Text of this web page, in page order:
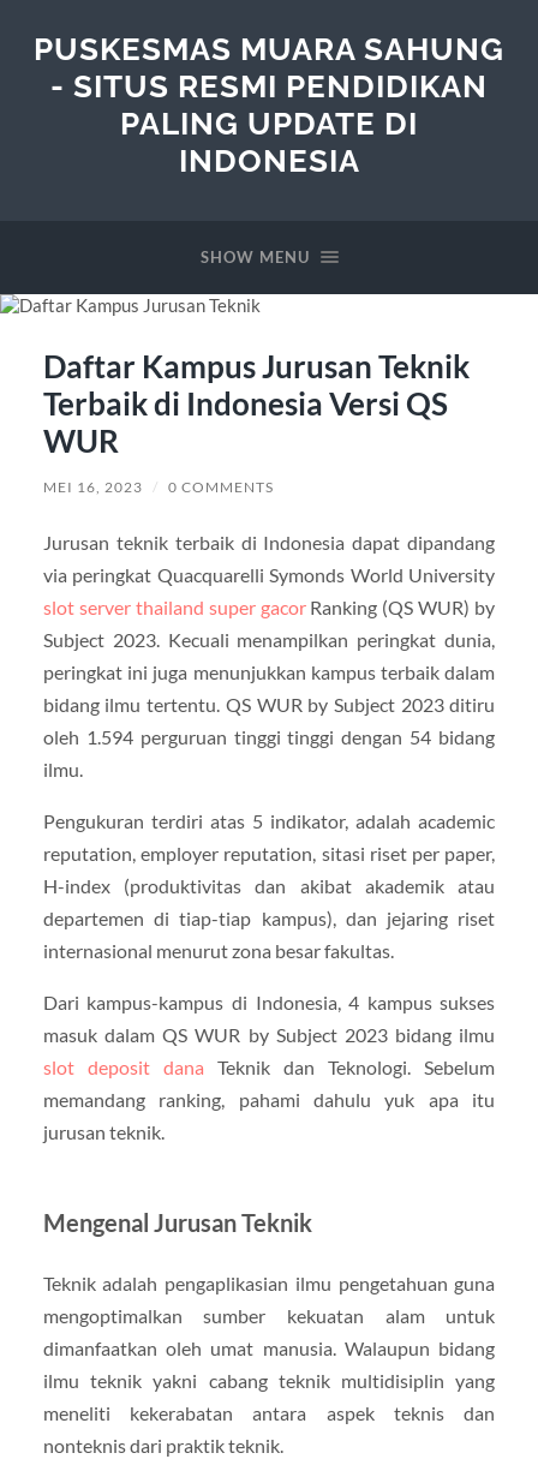
PUSKESMAS MUARA SAHUNG
- SITUS RESMI PENDIDIKAN
PALING UPDATE DI
INDONESIA
SHOW MENU
Daftar Kampus Jurusan Teknik
Terbaik di Indonesia Versi QS
WUR
MEI 16, 2023 / 0 COMMENTS
Jurusan teknik terbaik di Indonesia dapat dipandang
via peringkat Quacquarelli Symonds World University
slot server thailand super gacorRanking (QS WUR) by
Subject 2023. Kecuali menampilkan peringkat dunia,
peringkat ini juga menunjukkan kampus terbaik dalam
bidang ilmu tertentu. QS WUR by Subject 2023 ditiru
oleh 1.594 perguruan tinggi tinggi dengan 54 bidang
ilmu.
Pengukuran terdiri atas 5 indikator, adalah academic
reputation, employer reputation, sitasi riset per paper,
H-index (produktivitas dan akibat akademik atau
departemen di tiap-tiap kampus), dan jejaring riset
internasional menurut zona besar fakultas.
Dari kampus-kampus di Indonesia, 4 kampus sukses
masuk dalam QS WUR by Subject 2023 bidang ilmu
slot deposit dana Teknik dan Teknologi. Sebelum
memandang ranking, pahami dahulu yuk apa itu
jurusan teknik.
Mengenal Jurusan Teknik
Teknik adalah pengaplikasian ilmu pengetahuan guna
mengoptimalkan sumber kekuatan alam untuk
dimanfaatkan oleh umat manusia. Walaupun bidang
ilmu teknik yakni cabang teknik multidisiplin yang
meneliti kekerabatan antara aspek teknis dan
nonteknis dari praktik teknik.